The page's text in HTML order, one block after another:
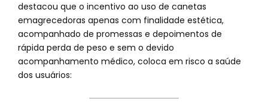
destacou que o incentivo ao uso de canetas
emagrecedoras apenas com finalidade estética,
acompanhado de promessas e depoimentos de
rápida perda de peso e sem o devido
acompanhamento médico, coloca em risco a saúde
dos usuários: